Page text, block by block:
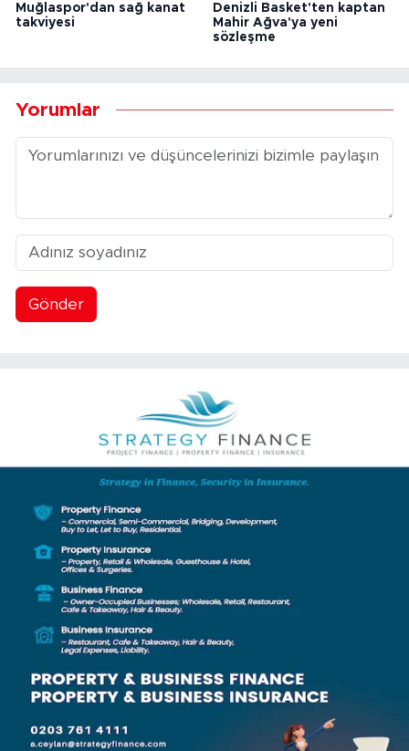
Muğlaspor'dan sağ kanat
takviyesi
Denizli Basket'ten kaptan
Mahir Ağva'ya yeni
sözleşme
Yorumlar
Gönder